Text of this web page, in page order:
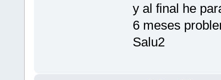
y al final he
6 meses
Salu2